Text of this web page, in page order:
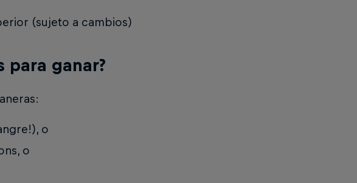
(sujeto a cambios)
para ganar?
o
o